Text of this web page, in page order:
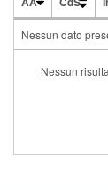
Nessun dato
Nessun